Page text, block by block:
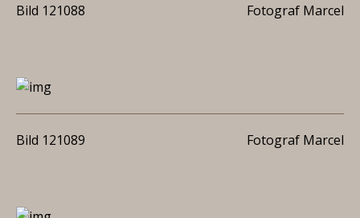
Bild 121088 Fotograf Marcel
Bild 121089 Fotograf Marcel